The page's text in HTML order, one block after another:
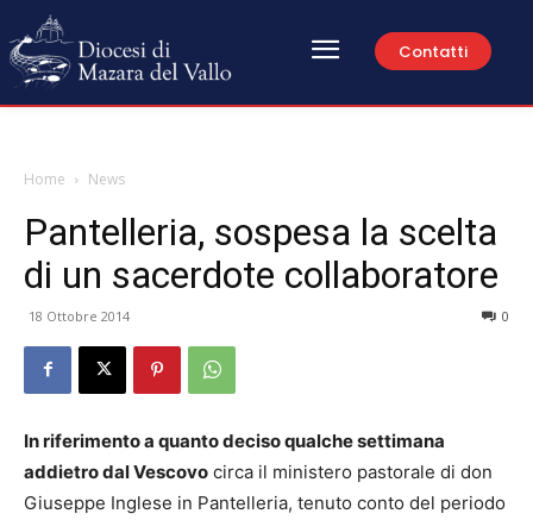
Contatti
Home News
Pantelleria, sospesa la scelta
di un sacerdote collaboratore
18 Ottobre 2014 0
In riferimento a quanto deciso qualche settimana
addietro dal Vescovo circa il ministero pastorale di don
Giuseppe Inglese in Pantelleria, tenuto conto del periodo